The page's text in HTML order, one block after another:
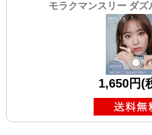
モラクマンスリー ダズ
1,650円(